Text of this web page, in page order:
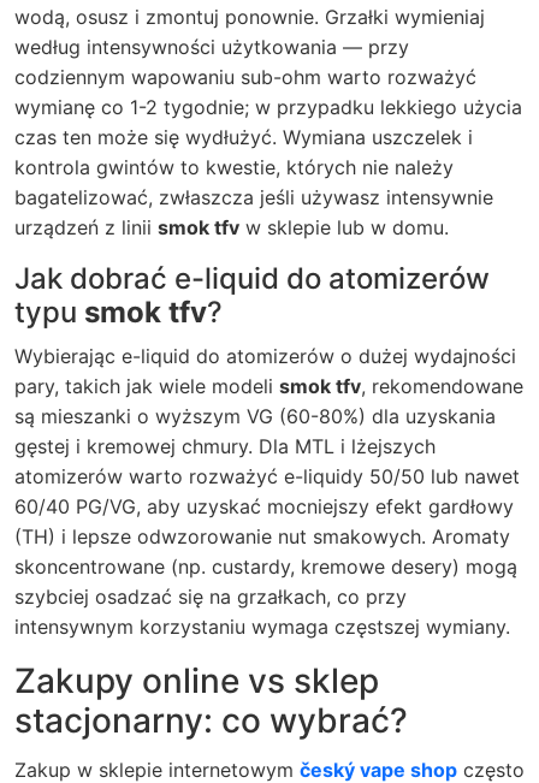
wodą, osusz i zmontuj ponownie. Grzałki wymieniaj
według intensywności użytkowania — przy
codziennym wapowaniu sub-ohm warto rozważyć
wymianę co 1-2 tygodnie; w przypadku lekkiego użycia
czas ten może się wydłużyć. Wymiana uszczelek i
kontrola gwintów to kwestie, których nie należy
bagatelizować, zwłaszcza jeśli używasz intensywnie
urządzeń z linii smok tfv w sklepie lub w domu.
Jak dobrać e-liquid do atomizerów
typu smok tfv?
Wybierając e-liquid do atomizerów o dużej wydajności
pary, takich jak wiele modeli smok tfv, rekomendowane
są mieszanki o wyższym VG (60-80%) dla uzyskania
gęstej i kremowej chmury. Dla MTL i lżejszych
atomizerów warto rozważyć e-liquidy 50/50 lub nawet
60/40 PG/VG, aby uzyskać mocniejszy efekt gardłowy
(TH) i lepsze odwzorowanie nut smakowych. Aromaty
skoncentrowane (np. custardy, kremowe desery) mogą
szybciej osadzać się na grzałkach, co przy
intensywnym korzystaniu wymaga częstszej wymiany.
Zakupy online vs sklep
stacjonarny: co wybrać?
Zakup w sklepie internetowym český vape shop często